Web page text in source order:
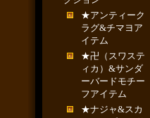
★アンティーク
ラグ&チマヨア
イテム
★卍（スワステ
ィカ）&サンダ
ーバードモチー
フアイテム
★ナジャ&スカ